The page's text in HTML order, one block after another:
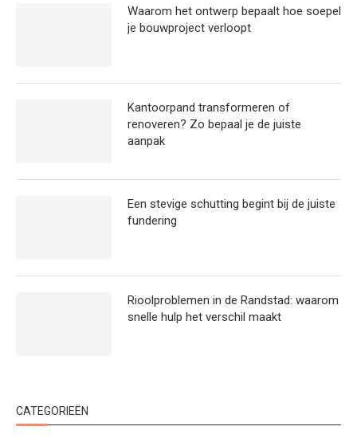
Waarom het ontwerp bepaalt hoe soepel
je bouwproject verloopt
Kantoorpand transformeren of
renoveren? Zo bepaal je de juiste
aanpak
Een stevige schutting begint bij de juiste
fundering
Rioolproblemen in de Randstad: waarom
snelle hulp het verschil maakt
CATEGORIEËN